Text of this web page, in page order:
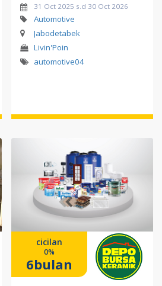
31 Oct 2025 s.d 30 Oct 2026
Automotive
Jabodetabek
Livin'Poin
automotive04
cicilan
0%
6bulan